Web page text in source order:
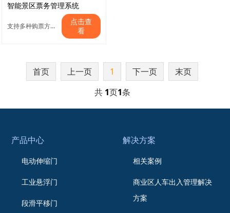
智能景区票务管理系统
支持多种购票方式，快速核验，数据分析
点击查
看
首页 上一页 1 下一页
末页
共 1页1条
产品中心
电动伸缩门
工业悬浮门
段滑平移门
解决方案
相关案例
商业区人车出入管理解决
方案